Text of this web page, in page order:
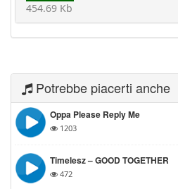
454.69 Kb
Potrebbe piacerti anche
Oppa Please Reply Me
1203
Timelesz – GOOD TOGETHER
472